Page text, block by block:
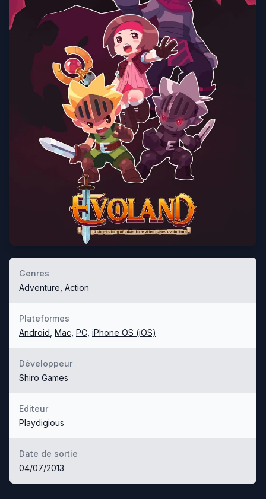
Genres
Adventure, Action
Plateformes
Android Mac PC iPhone OS (iOS)
Développeur
Shiro Games
Editeur
Playdigious
Date de sortie
04/07/2013